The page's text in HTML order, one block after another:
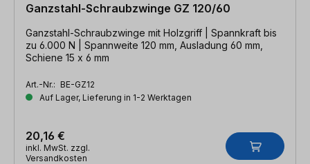
Ganzstahl-Schraubzwinge GZ 120/60
Ganzstahl-Schraubzwinge mit Holzgriff | Spannkraft bis
zu 6.000 N | Spannweite 120 mm, Ausladung 60 mm,
Schiene 15 x 6 mm
Art.-Nr.: BE-GZ12
Auf Lager, Lieferung in 1-2 Werktagen
20,16 €
inkl. MwSt. zzgl.
Versandkosten